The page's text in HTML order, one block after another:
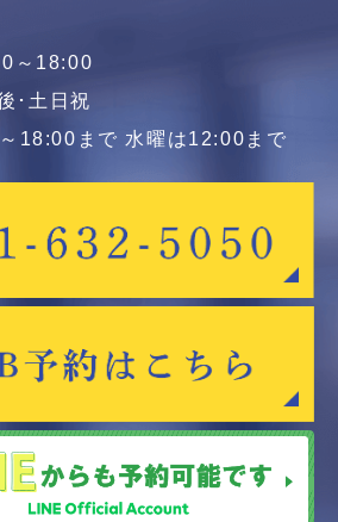
～18:00
･土日祝
18:00まで 水曜は12:00まで